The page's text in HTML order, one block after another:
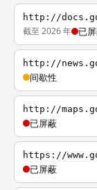
http://
截至 2026 年 已
http://
间歇性
http://
已屏蔽
https://
已屏蔽